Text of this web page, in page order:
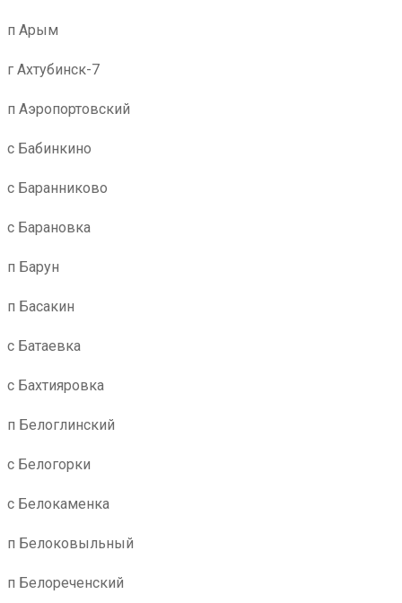
п Арым
г Ахтубинск-7
п Аэропортовский
с Бабинкино
с Баранниково
с Барановка
п Барун
п Басакин
с Батаевка
с Бахтияровка
п Белоглинский
с Белогорки
с Белокаменка
п Белоковыльный
п Белореченский